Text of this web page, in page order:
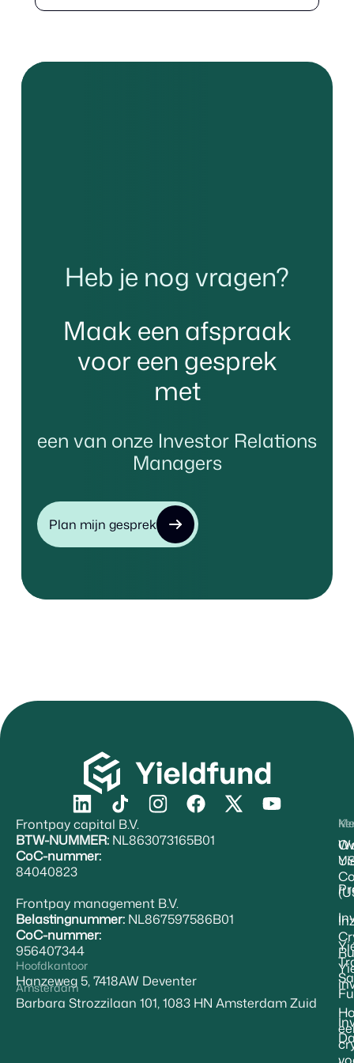
Heb je nog vragen?
Maak een afspraak
voor een gesprek
met
een van onze Investor Relations
Managers
Plan mijn gesprek
Frontpay capital B.V.
BTW-NUMMER: NL863073165B01
CoC-nummer:
84040823
Frontpay management B.V.
Belastingnummer: NL867597586B01
CoC-nummer:
956407344
Hoofdkantoor
Hanzeweg 5, 7418AW Deventer
Amsterdam
Barbara Strozzilaan 101, 1083 HN Amsterdam Zuid